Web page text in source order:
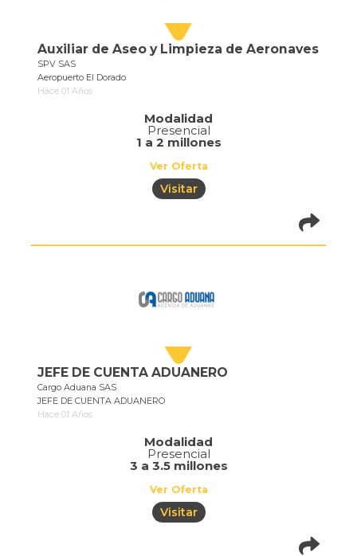
Auxiliar de Aseo y Limpieza de Aeronaves
SPV SAS
Aeropuerto El Dorado
Hace 01 Años
Modalidad
Presencial
1 a 2 millones
Ver Oferta
Visitar
JEFE DE CUENTA ADUANERO
Cargo Aduana SAS
JEFE DE CUENTA ADUANERO
Hace 01 Años
Modalidad
Presencial
3 a 3.5 millones
Ver Oferta
Visitar